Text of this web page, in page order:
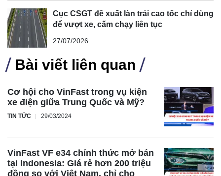
quan, những chiếc xe này sẽ không thể bày bán nữa.
Việc giải quyết vấn đề "đĩa mẻ" đang là bài toán nan giải
đối với BYD, đe dọa đến kế hoạch mở rộng thị trường của
hãng tại châu Âu.
Có thể thấy, BYD đang gặp phải một số vấn đề về chất
lượng xe cần được giải quyết nhanh chóng. Nếu không,
tham vọng trở thành nhà sản xuất xe điện lớn nhất thế giới
của hãng có thể gặp nguy hiểm.
Ngoài ra, việc BYD dự định đưa các lãnh đạo người Trung
bất đồng nội bộ trong hãng. Sự việc này đang thu hút sự
chú ý của giới truyền thông và nhà đầu tư. Liệu BYD có thể
Cục CSGT đề xuất làn trái cao tốc chỉ dùng
để vượt xe, cấm chạy liên tục
27/07/2026
Bài viết liên quan
Cơ hội cho VinFast trong vụ kiện
xe điện giữa Trung Quốc và Mỹ?
TIN TỨC 29/03/2024
VinFast VF e34 chính thức mở bán
tại Indonesia: Giá rẻ hơn 200 triệu
đồng so với Việt Nam, chỉ cho